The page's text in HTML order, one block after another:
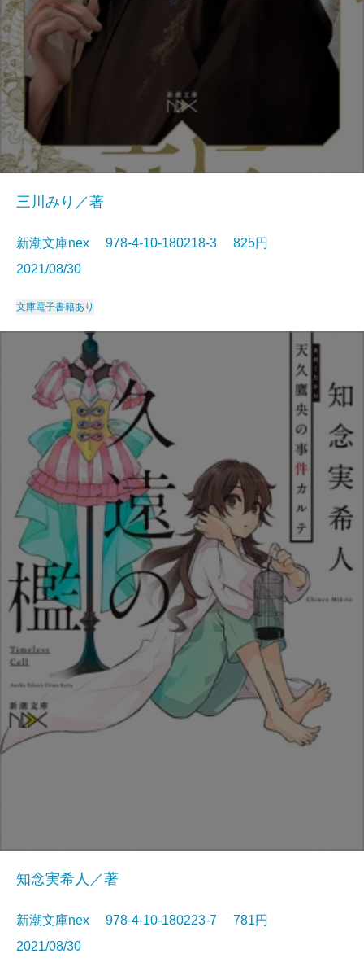
三川みり／著
新潮文庫nex 978-4-10-180218-3 825円
2021/08/30
文庫電子書籍あり
知念実希人／著
新潮文庫nex 978-4-10-180223-7 781円
2021/08/30